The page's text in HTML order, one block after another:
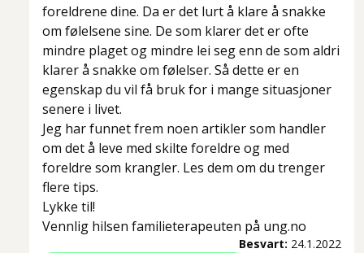
foreldrene dine. Da er det lurt å klare å snakke
om følelsene sine. De som klarer det er ofte
mindre plaget og mindre lei seg enn de som aldri
klarer å snakke om følelser. Så dette er en
egenskap du vil få bruk for i mange situasjoner
senere i livet.
Jeg har funnet frem noen artikler som handler
om det å leve med skilte foreldre og med
foreldre som krangler. Les dem om du trenger
flere tips.
Lykke til!
Vennlig hilsen familieterapeuten på ung.no
Besvart: 24.1.2022